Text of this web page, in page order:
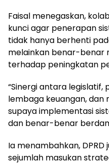
Faisal menegaskan,
kunci agar penerapan
tidak hanya berhenti
melainkan benar-benar
terhadap peningkatan
“Sinergi antara
lembaga keuangan,
supaya implementasi
dan benar-benar
Ia menambahkan,
sejumlah masukan